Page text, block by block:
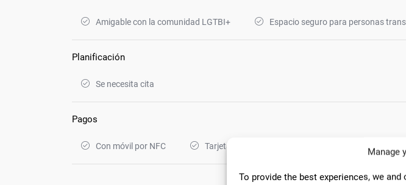
Manage
To provide the best experiences, we
Amigable con la comunidad LGTBI+ Espacio seguro para personas
Planificación
Se necesita cita
Pagos
Con móvil por NFC Tarjetas de crédito Tarjetas de débito